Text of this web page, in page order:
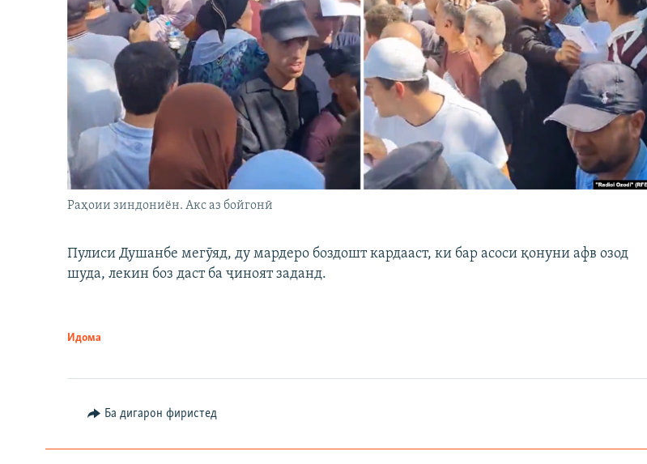
Раҳоии зиндониён. Акс аз бойгонӣ
Пулиси Душанбе мегӯяд, ду мардеро боздошт кардааст, ки бар асоси қонуни афв озод
шуда, лекин боз даст ба ҷиноят заданд.
Идома
Ба дигарон фиристед